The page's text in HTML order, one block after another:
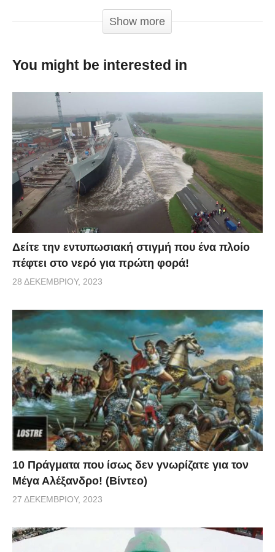
Show more
You might be interested in
Δείτε την εντυπωσιακή στιγμή που ένα πλοίο
πέφτει στο νερό για πρώτη φορά!
28 ΔΕΚΕΜΒΡΊΟΥ, 2023
10 Πράγματα που ίσως δεν γνωρίζατε για τον
Μέγα Αλέξανδρο! (Βίντεο)
27 ΔΕΚΕΜΒΡΊΟΥ, 2023